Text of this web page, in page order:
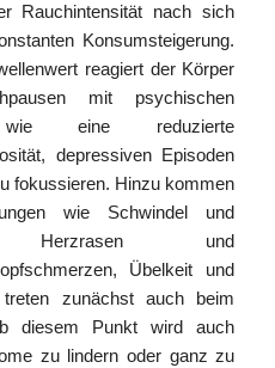
Rauchintensität nach sich
Konsumsteigerung.
reagiert der Körper
mit psychischen
wie eine reduzierte
depressiven Episoden
fokussieren. Hinzu kommen
wie Schwindel und
Herzrasen und
Übelkeit und
zunächst auch beim
diesem Punkt wird auch
zu lindern oder ganz zu